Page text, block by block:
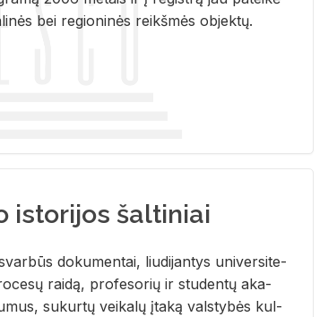
bei regioninės reikšmės objektų.
istorijos šaltiniai
do­ku­men­tai, liu­di­jan­tys uni­ver­si­te­
rai­dą, pro­fe­so­rių ir stu­den­tų aka­
su­kur­tų vei­ka­lų įta­ką vals­ty­bės kul­